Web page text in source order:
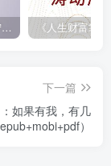
《三生万物》宁高宁（epub+mobi+azw3+pdf）
下一篇
如果有我，有几
）